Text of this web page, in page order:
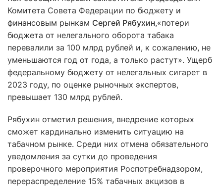
Комитета Совета Федерации по бюджету и
финансовым рынкам Сергей Рябухин,«потери
бюджета от нелегального оборота табака
перевалили за 100 млрд рублей и, к сожалению, не
уменьшаются год от года, а только растут». Ущерб
федеральному бюджету от нелегальных сигарет в
2023 году, по оценке рыночных экспертов,
превышает 130 млрд рублей.
Рябухин отметил решения, внедрение которых
сможет кардинально изменить ситуацию на
табачном рынке. Среди них отмена обязательного
уведомления за сутки до проведения
проверочного мероприятия Роспотребнадзором,
перераспределение 15% табачных акцизов в